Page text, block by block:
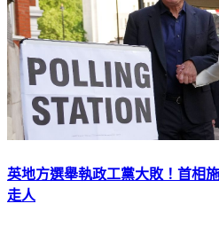
英地方選舉執政工黨大敗！首相
走人